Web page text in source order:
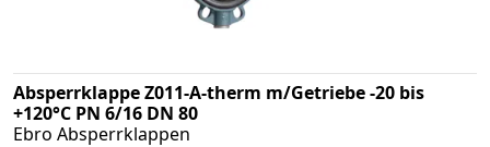
Absperrklappe Z011-A-therm m/Getriebe -20 bis
+120°C PN 6/16 DN 80
Ebro Absperrklappen